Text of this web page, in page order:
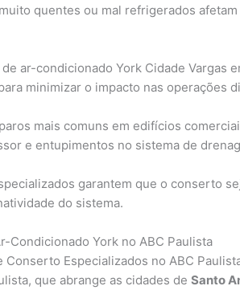
quentes ou mal refrigerados
ar-condicionado York Cidade Vargas
minimizar o impacto nas operações
mais comuns em edifícios
e entupimentos no sistema de
garantem que o conserto
do sistema.
Condicionado York no ABC Paulista
Conserto Especializados no ABC
que abrange as cidades de Santo